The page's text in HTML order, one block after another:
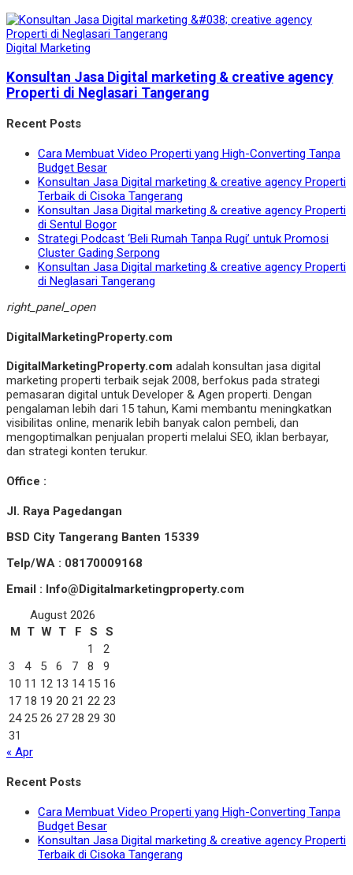
Digital Marketing
Konsultan Jasa Digital marketing & creative agency
Properti di Neglasari Tangerang
Recent Posts
Cara Membuat Video Properti yang High-Converting Tanpa
Budget Besar
Konsultan Jasa Digital marketing & creative agency Properti
Terbaik di Cisoka Tangerang
Konsultan Jasa Digital marketing & creative agency Properti
di Sentul Bogor
Strategi Podcast ‘Beli Rumah Tanpa Rugi’ untuk Promosi
Cluster Gading Serpong
Konsultan Jasa Digital marketing & creative agency Properti
di Neglasari Tangerang
right_panel_open
DigitalMarketingProperty.com
DigitalMarketingProperty.com adalah konsultan jasa digital
marketing properti terbaik sejak 2008, berfokus pada strategi
pemasaran digital untuk Developer & Agen properti. Dengan
pengalaman lebih dari 15 tahun, Kami membantu meningkatkan
visibilitas online, menarik lebih banyak calon pembeli, dan
mengoptimalkan penjualan properti melalui SEO, iklan berbayar,
dan strategi konten terukur.
Office :
Jl. Raya Pagedangan
BSD City Tangerang Banten 15339
Telp/WA : 08170009168
Email : Info@Digitalmarketingproperty.com
August 2026
M
T W T F S
S
1
2
3
4 5 6 7 8
9
10 11 12 13 14 15 16
17 18 19 20 21 22 23
24 25 26 27 28 29 30
31
« Apr
Recent Posts
Cara Membuat Video Properti yang High-Converting Tanpa
Budget Besar
Konsultan Jasa Digital marketing & creative agency Properti
Terbaik di Cisoka Tangerang